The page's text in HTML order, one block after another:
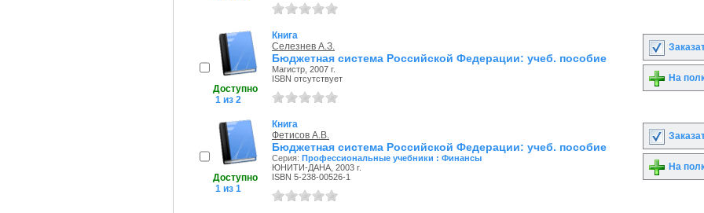
Доступно
1 из 2
Книга
Селезнев А.З.
Бюджетная система Российской Федерации: учеб. пособие
Магистр, 2007 г.
ISBN отсутствует
На
Доступно
1 из 1
Книга
Фетисов А.В.
Бюджетная система Российской Федерации: учеб. пособие
Серия: Профессиональные учебники : Финансы
ЮНИТИ-ДАНА, 2003 г.
ISBN 5-238-00526-1
На